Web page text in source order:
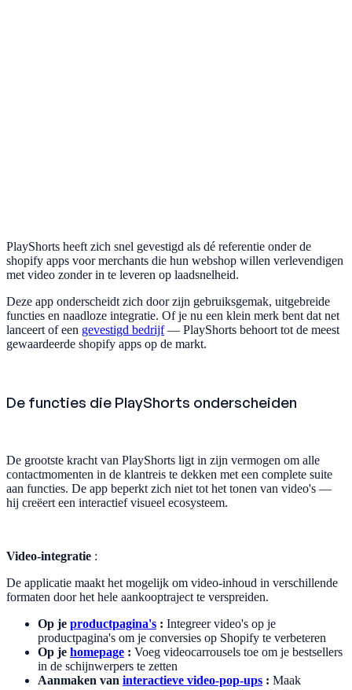
PlayShorts heeft zich snel gevestigd als dé referentie onder de
shopify apps voor merchants die hun webshop willen verlevendigen
met video zonder in te leveren op laadsnelheid.
Deze app onderscheidt zich door zijn gebruiksgemak, uitgebreide
functies en naadloze integratie. Of je nu een klein merk bent dat net
lanceert of een gevestigd bedrijf— PlayShorts behoort tot de meest
gewaardeerde shopify apps op de markt.
De functies die PlayShorts onderscheiden
De grootste kracht van PlayShorts ligt in zijn vermogen om alle
contactmomenten in de klantreis te dekken met een complete suite
aan functies. De app beperkt zich niet tot het tonen van video's —
hij creëert een interactief visueel ecosysteem.
Video-integratie :
De applicatie maakt het mogelijk om video-inhoud in verschillende
formaten door het hele aankooptraject te verspreiden.
Op je productpagina's : Integreer video's op je
productpagina's om je conversies op Shopify te verbeteren
Op je homepage : Voeg videocarrousels toe om je bestsellers
in de schijnwerpers te zetten
Aanmaken van interactieve video-pop-ups : Maak